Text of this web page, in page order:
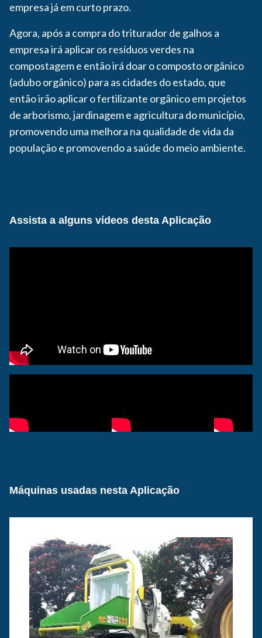
empresa já em curto prazo.
Agora, após a compra do triturador de galhos a
empresa irá aplicar os resíduos verdes na
compostagem e então irá doar o composto orgânico
(adubo orgânico) para as cidades do estado, que
então irão aplicar o fertilizante orgânico em projetos
de arborismo, jardinagem e agricultura do município,
promovendo uma melhora na qualidade de vida da
população e promovendo a saúde do meio ambiente.
Assista a alguns vídeos desta Aplicação
Máquinas usadas nesta Aplicação